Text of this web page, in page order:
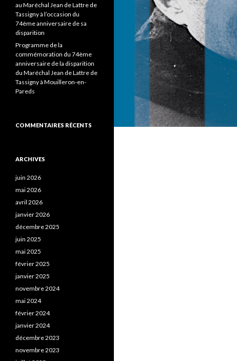
au Maréchal Jean de Lattre de
Tassigny à l’occasion du
74ème anniversaire de sa
disparition
Programme de la
commémoration du 74ème
anniversaire de la disparition
du Maréchal Jean de Lattre de
Tassigny à Mouilleron-en-
Pareds
COMMENTAIRES RÉCENTS
ARCHIVES
juin 2026
mai 2026
avril 2026
janvier 2026
décembre 2025
juin 2025
mai 2025
février 2025
janvier 2025
novembre 2024
mai 2024
février 2024
janvier 2024
décembre 2023
novembre 2023